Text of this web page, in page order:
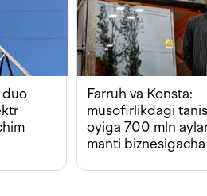
duo
Farruh va Konsta:
musofirlikdagi
oyiga 700 mln
manti biznesigacha